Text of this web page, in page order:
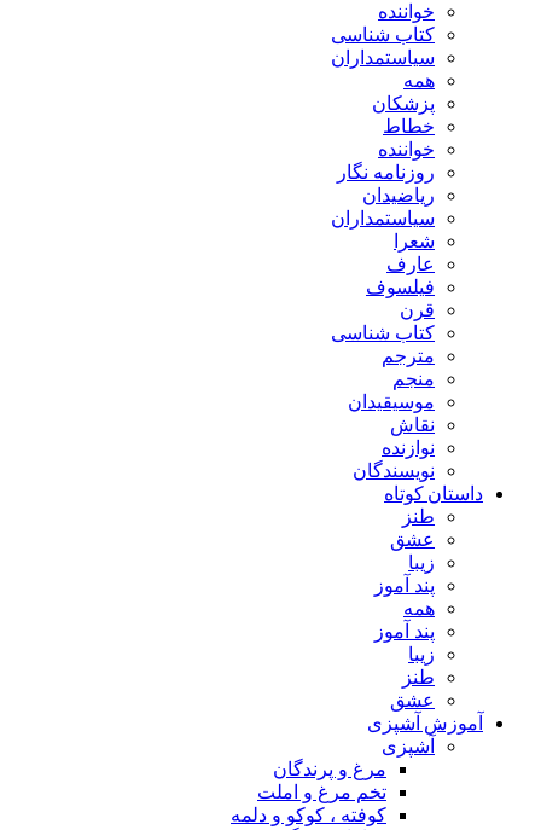
خواننده
کتاب شناسی
سیاستمداران
همه
پزشکان
خطاط
خواننده
روزنامه نگار
ریاضیدان
سیاستمداران
شعرا
عارف
فیلسوف
قرن
کتاب شناسی
مترجم
منجم
موسیقیدان
نقاش
نوازنده
نویسندگان
داستان کوتاه
طنز
عشق
زیبا
پند آموز
همه
پند آموز
زیبا
طنز
عشق
آموزش آشپزی
آشپزی
مرغ و پرندگان
تخم مرغ و املت
کوفته ، کوکو و دلمه